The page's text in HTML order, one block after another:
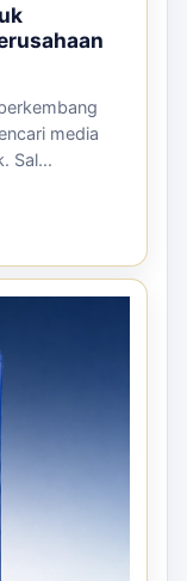
media
Sal...